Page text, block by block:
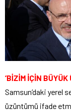
‘BİZİM İÇİN BÜYÜK
Samsun’daki yerel
üzüntümü ifade